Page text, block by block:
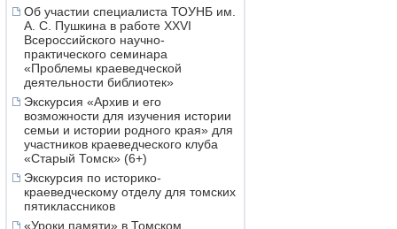
Об участии специалиста ТОУНБ им.
А. С. Пушкина в работе XXVI
Всероссийского научно-
практического семинара
«Проблемы краеведческой
деятельности библиотек»
Экскурсия «Архив и его
возможности для изучения истории
семьи и истории родного края» для
участников краеведческого клуба
«Старый Томск» (6+)
Экскурсия по историко-
краеведческому отделу для томских
пятиклассников
«Уроки памяти» в Томском